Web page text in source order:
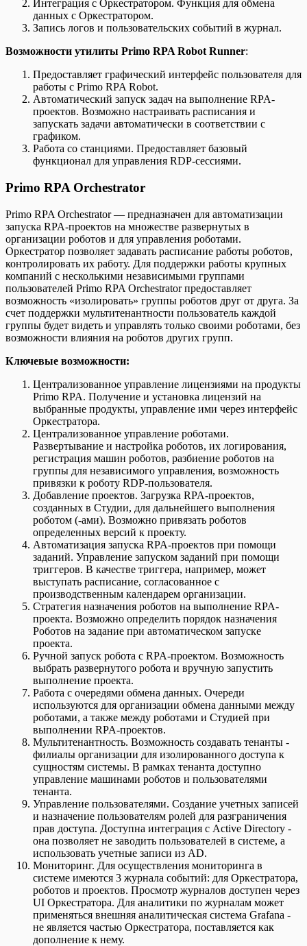
Интеграция с Оркестратором. Функция для обмена
данных с Оркестратором.
Запись логов и пользовательских событий в журнал.
Возможности утилиты Primo RPA Robot Runner:
Предоставляет графический интерфейс пользователя для
работы с Primo RPA Robot.
Автоматический запуск задач на выполнение RPA-
проектов. Возможно настраивать расписания и
запускать задачи автоматически в соответствии с
графиком.
Работа со станциями. Предоставляет базовый
функционал для управления RDP-сессиями.
Primo RPA Orchestrator
Primo RPA Orchestrator — предназначен для автоматизации
запуска RPA-проектов на множестве развернутых в
организации роботов и для управления роботами.
Оркестратор позволяет задавать расписание работы роботов,
контролировать их работу. Для поддержки работы крупных
компаний с несколькими независимыми группами
пользователей Primo RPA Orchestrator предоставляет
возможность «изолировать» группы роботов друг от друга. За
счет поддержки мультитенантности пользователь каждой
группы будет видеть и управлять только своими роботами, без
возможности влияния на роботов других групп.
Ключевые возможности:
Централизованное управление лицензиями на продукты
Primo RPA. Получение и установка лицензий на
выбранные продукты, управление ими через интерфейс
Оркестратора.
Централизованное управление роботами.
Развертывание и настройка роботов, их логирования,
регистрация машин роботов, разбиение роботов на
группы для независимого управления, возможность
привязки к роботу RDP-пользователя.
Добавление проектов. Загрузка RPA-проектов,
созданных в Студии, для дальнейшего выполнения
роботом (-ами). Возможно привязать роботов
определенных версий к проекту.
Автоматизация запуска RPA-проектов при помощи
заданий. Управление запуском заданий при помощи
триггеров. В качестве триггера, например, может
выступать расписание, согласованное с
производственным календарем организации.
Стратегия назначения роботов на выполнение RPA-
проекта. Возможно определить порядок назначения
Роботов на задание при автоматическом запуске
проекта.
Ручной запуск робота с RPA-проектом. Возможность
выбрать развернутого робота и вручную запустить
выполнение проекта.
Работа с очередями обмена данных. Очереди
используются для организации обмена данными между
роботами, а также между роботами и Студией при
выполнении RPA-проектов.
Мультитенантность. Возможность создавать тенанты -
филиалы организации для изолированного доступа к
сущностям системы. В рамках тенанта доступно
управление машинами роботов и пользователями
тенанта.
Управление пользователями. Создание учетных записей
и назначение пользователям ролей для разграничения
прав доступа. Доступна интеграция с Active Directory -
она позволяет не заводить пользователей в системе, а
использовать учетные записи из AD.
Мониторинг. Для осуществления мониторинга в
системе имеются 3 журнала событий: для Оркестратора,
роботов и проектов. Просмотр журналов доступен через
UI Оркестратора. Для аналитики по журналам может
применяться внешняя аналитическая система Grafana -
не является частью Оркестратора, поставляется как
дополнение к нему.